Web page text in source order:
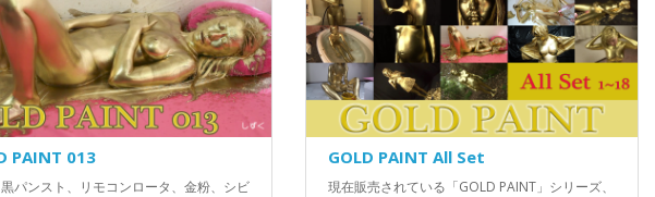
PAINT 013
パンスト、リモコンロータ、金粉、シビ
GOLD PAINT All Set
現在販売されている「GOLD PAINT」シリーズ、